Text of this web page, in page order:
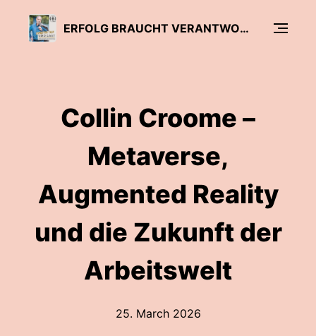
ERFOLG BRAUCHT VERANTWORTUNG
Collin Croome –
Metaverse,
Augmented Reality
und die Zukunft der
Arbeitswelt
25. March 2026